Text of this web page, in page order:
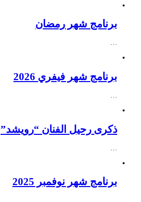
برنامج شهر رمضان
…
برنامج شهر فيفري 2026
…
ذكرى رحيل الفنان “رويشد”
…
برنامج شهر نوفمبر 2025